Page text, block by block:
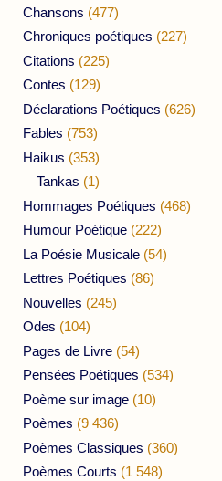
Chansons (477)
Chroniques poétiques (227)
Citations (225)
Contes (129)
Déclarations Poétiques (626)
Fables (753)
Haikus (353)
Tankas (1)
Hommages Poétiques (468)
Humour Poétique (222)
La Poésie Musicale (54)
Lettres Poétiques (86)
Nouvelles (245)
Odes (104)
Pages de Livre (54)
Pensées Poétiques (534)
Poème sur image (10)
Poèmes (9 436)
Poèmes Classiques (360)
Poèmes Courts (1 548)